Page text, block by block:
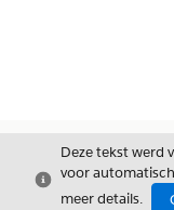
Sluiten
Deze tekst werd
voor
meer details.